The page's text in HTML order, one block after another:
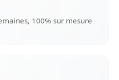
100% sur mesure